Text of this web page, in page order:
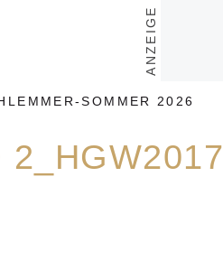
ANZEIGE
SOMMER 2026
2_HGW2017